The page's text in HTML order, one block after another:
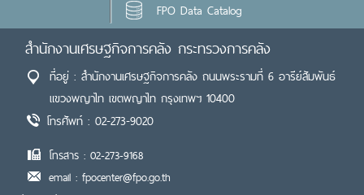
FPO Data Catalog
สำนักงานเศรษฐกิจการคลัง กระทรวงการคลัง
ที่อยู่ : สำนักงานเศรษฐกิจการคลัง ถนนพระรามที่ 6 อารีย์สัมพันธ์
แขวงพญาไท เขตพญาไท กรุงเทพฯ 10400
โทรศัพท์ : 02-273-9020
โทรสาร : 02-273-9168
email : fpocenter@fpo.go.th